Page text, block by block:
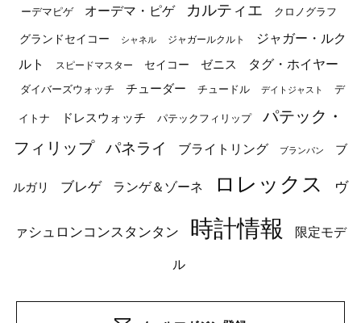
ーデマピゲ オーデマ・ピゲ カルティエ クロノグラフ
グランドセイコー シャネル ジャガールクルト
ジャガー・ルク
ルト
スピードマスター セイコー ゼニス タグ・ホイヤー
ダイバーズウォッチ チューダー チュードル デイトジャスト デ
イトナ ドレスウォッチ パテックフィリップ
パテック・
フィリップ
パネライ ブライトリング ブランパン ブ
ルガリ ブレゲ ランゲ＆ゾーネ ロレックス ヴ
ァシュロンコンスタンタン 時計情報 限定モデ
ル